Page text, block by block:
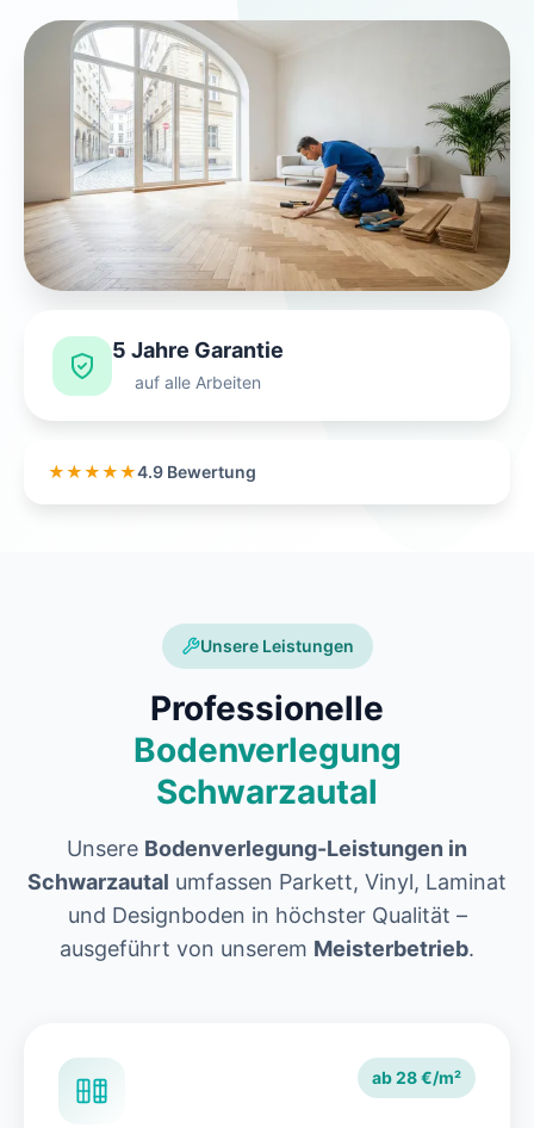
5 Jahre Garantie
auf alle Arbeiten
★★★★★4.9 Bewertung
Unsere Leistungen
Professionelle
Bodenverlegung
Schwarzautal
Unsere Bodenverlegung-Leistungen in
Schwarzautal umfassen Parkett, Vinyl, Laminat
und Designboden in höchster Qualität –
ausgeführt von unserem Meisterbetrieb.
ab 28 €/m²